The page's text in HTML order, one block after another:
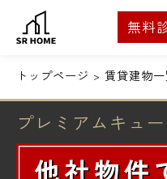
無料
トップページ 賃貸建物
プレミアムキュ